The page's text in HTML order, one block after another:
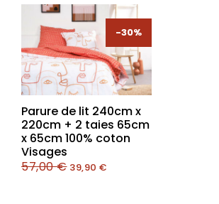
-30%
-30%
Parure de lit 240cm x
220cm + 2 taies 65cm
x 65cm 100% coton
Visages
57,00€ 39,90 €